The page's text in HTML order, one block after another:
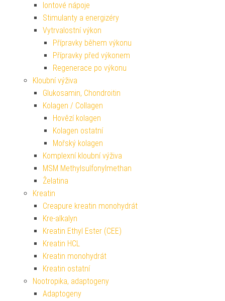
Iontové nápoje
Stimulanty a energizéry
Vytrvalostní výkon
Přípravky během výkonu
Přípravky před výkonem
Regenerace po výkonu
Kloubní výživa
Glukosamin, Chondroitin
Kolagen / Collagen
Hovězí kolagen
Kolagen ostatní
Mořský kolagen
Komplexní kloubní výživa
MSM Methylsulfonylmethan
Želatina
Kreatin
Creapure kreatin monohydrát
Kre-alkalyn
Kreatin Ethyl Ester (CEE)
Kreatin HCL
Kreatin monohydrát
Kreatin ostatní
Nootropika, adaptogeny
Adaptogeny